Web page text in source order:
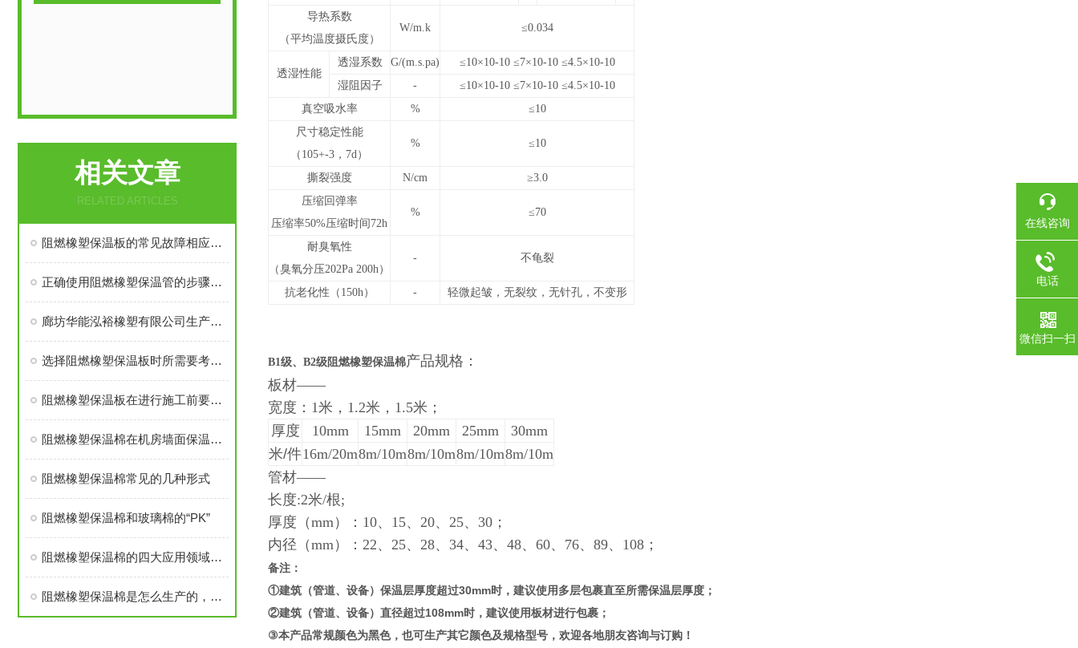
相关文章
RELATED ARTICLES
阻燃橡塑保温板的常见故障相应解决方法分享
正确使用阻燃橡塑保温管的步骤及注意事项分享
廊坊华能泓裕橡塑有限公司生产的圣裕德B1级橡塑保温棉为什么如此受欢迎？
选择阻燃橡塑保温板时所需要考虑的关键要点介绍
阻燃橡塑保温板在进行施工前要做好这些准备工作
阻燃橡塑保温棉在机房墙面保温中应有多厚？
阻燃橡塑保温棉常见的几种形式
阻燃橡塑保温棉和玻璃棉的“PK”
阻燃橡塑保温棉的四大应用领域简析
阻燃橡塑保温棉是怎么生产的，对人体有害吗？
导热系数
（平均温度摄氏度）
W/m.k ≤0.034
透湿性能
透湿系数 G/(m.s.pa)
≤10×10-10 ≤7×10-10 ≤4.5×10-10
湿阻因子
-
≤10×10-10 ≤7×10-10 ≤4.5×10-10
真空吸水率
%
≤10
尺寸稳定性能
（105+-3，7d）
% ≤10
撕裂强度 N/cm
≥3.0
压缩回弹率
压缩率50%压缩时间72h
% ≤70
耐臭氧性
（臭氧分压202Pa 200h）
- 不龟裂
抗老化性（150h） - 轻微起皱，无裂纹，无针孔，不变形
B1级、B2级阻燃橡塑保温棉产品规格：
板材——
宽度：1米，1.2米，1.5米；
厚度
10mm 15mm 20mm 25mm
30mm
米/件16m/20m8m/10m8m/10m8m/10m8m/10m
管材——
长度:2米/根;
厚度（mm）：10、15、20、25、30；
内径（mm）： 22、25、28、34、43、48、60、76、89、108；
备注：
①建筑（管道、设备）保温层厚度超过30mm时，建议使用多层包裹直至所需保温层厚度；
②建筑（管道、设备）直径超过108mm时，建议使用板材进行包裹；
③​本产品常规颜色为黑色， 也可生产其它颜色及规格型号，欢迎各地朋友咨询与订购！
在线咨询
电话
微信扫一扫